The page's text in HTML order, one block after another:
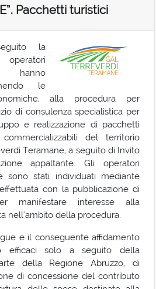
Pacchetti turistici
la
hanno
le
alla procedura per
di consulenza specialistica per
e realizzazione di pacchetti
del territorio
Teramane, a seguito di Invito
appaltante. Gli operatori
sono stati individuati mediante
con la pubblicazione di
manifestare interesse alla
nell'ambito della procedura.
e il conseguente affidamento
efficaci solo a seguito della
della Regione Abruzzo, di
di concessione del contributo